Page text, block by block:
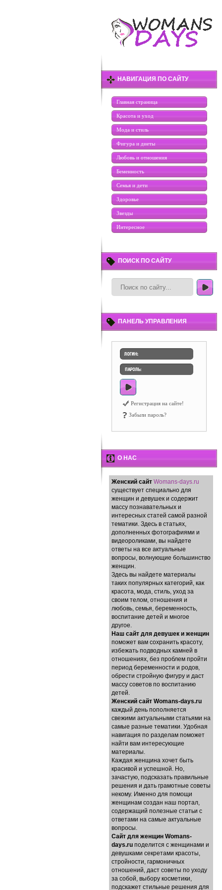
НАВИГАЦИЯ ПО САЙТУ
Главная страница
Красота и уход
Мода и стиль
Фигура и диеты
Любовь и отношения
Беменность
Семья и дети
Здоровье
Звезды
Интересное
ПОИСК ПО САЙТУ
ПАНЕЛЬ УПРАВЛЕНИЯ
Регистрация на сайте!
Забыли пароль?
О НАС
Женский сайт Womans-days.ru
существует специально для
женщин и девушек и содержит
массу познавательных и
интересных статей самой разной
тематики. Здесь в статьях,
дополненных фотографиями и
видеороликами, вы найдете
ответы на все актуальные
вопросы, волнующие большинство
женщин.
Здесь вы найдете материалы
таких популярных категорий, как
красота, мода, стиль, уход за
своим телом, отношения и
любовь, семья, беременность,
воспитание детей и многое
другое.
Наш сайт для девушек и женщин
поможет вам сохранить красоту,
избежать подводных камней в
отношениях, без проблем пройти
период беременности и родов,
обрести стройную фигуру и даст
массу советов по воспитанию
детей.
Женский сайт Womans-days.ru
каждый день пополняется
свежими актуальными статьями на
самые разные тематики. Удобная
навигация по разделам поможет
найти вам интересующие
материалы.
Каждая женщина хочет быть
красивой и успешной. Но,
зачастую, подсказать правильные
решения и дать грамотные советы
некому. Именно для помощи
женщинам создан наш портал,
содержащий полезные статьи с
ответами на самые актуальные
вопросы.
Cайт для женщин Womans-
days.ru поделится с женщинами и
девушками секретами красоты,
стройности, гармоничных
отношений, даст советы по уходу
за собой, выбору косметики,
подскажет стильные решения для